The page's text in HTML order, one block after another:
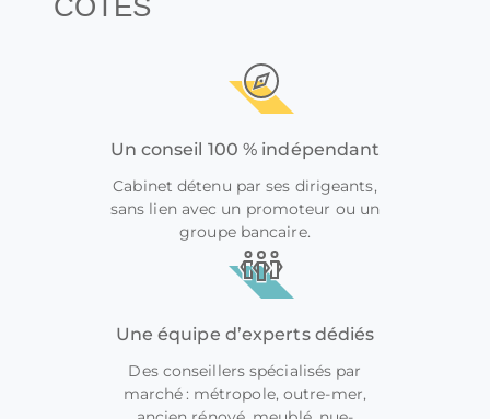
CÔTÉS
Un conseil 100 % indépendant
Cabinet détenu par ses dirigeants,
sans lien avec un promoteur ou un
groupe bancaire.
Une équipe d’experts dédiés
Des conseillers spécialisés par
marché : métropole, outre-mer,